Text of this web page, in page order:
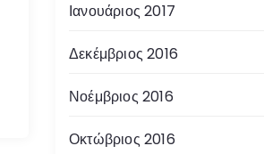
Ιανουάριος 2017
Δεκέμβριος 2016
Νοέμβριος 2016
Οκτώβριος 2016